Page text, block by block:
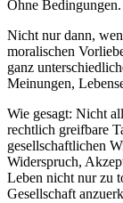
Ohne
Nicht nur dann,
moralischen
ganz
Meinungen,
Wie gesagt: Nicht
rechtlich greifbare
gesellschaftlichen
Widerspruch,
Leben nicht nur zu
Gesellschaft